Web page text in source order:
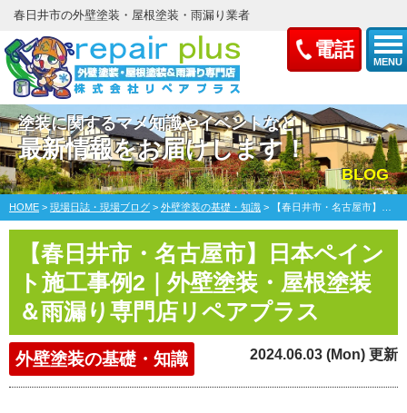
電話
MENU
春日井市の外壁塗装・屋根塗装・雨漏り業者
塗装に関するマメ知識やイベントなど
最新情報をお届けします！
BLOG
HOME > 現場日誌・現場ブログ > 外壁塗装の基礎・知識 > 【春日井市・名古屋市】日本ペイント施工事例2｜外壁塗装・屋根塗装＆雨漏り専門店リペアプラス
【春日井市・名古屋市】日本ペイン
ト施工事例2｜外壁塗装・屋根塗装
＆雨漏り専門店リペアプラス
外壁塗装の基礎・知識 2024.06.03 (Mon) 更新